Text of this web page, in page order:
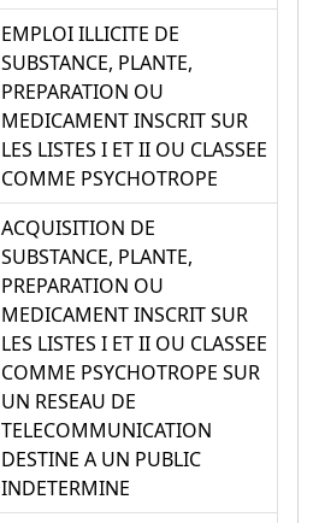
EMPLOI ILLICITE DE
SUBSTANCE, PLANTE,
PREPARATION OU
MEDICAMENT INSCRIT SUR
LES LISTES I ET II OU CLASSEE
COMME PSYCHOTROPE
ACQUISITION DE
SUBSTANCE, PLANTE,
PREPARATION OU
MEDICAMENT INSCRIT SUR
LES LISTES I ET II OU CLASSEE
COMME PSYCHOTROPE SUR
UN RESEAU DE
TELECOMMUNICATION
DESTINE A UN PUBLIC
INDETERMINE